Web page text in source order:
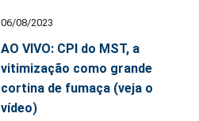
06/08/2023
AO VIVO: CPI do MST, a
vitimização como grande
cortina de fumaça (veja o
vídeo)